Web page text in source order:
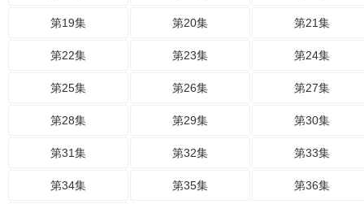
第19集 第20集 第21集
第22集 第23集 第24集
第25集 第26集 第27集
第28集 第29集 第30集
第31集 第32集 第33集
第34集 第35集 第36集